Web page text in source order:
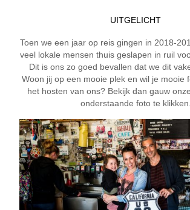
UITGELICHT
Toen we een jaar op reis gingen in 2018-
veel lokale mensen thuis geslapen in ruil
Dit is ons zo goed bevallen dat we dit
Woon jij op een mooie plek en wil je mooie
het hosten van ons? Bekijk dan gauw
onderstaande foto te klikken.